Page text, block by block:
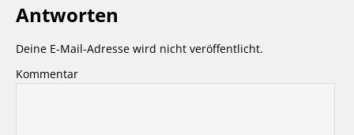
Antworten
Deine E-Mail-Adresse wird nicht veröffentlicht.
Kommentar